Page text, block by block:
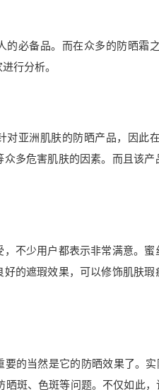
的必备品。而在众多的防晒霜
行分析。
对亚洲肌肤的防晒产品，因此
多危害肌肤的因素。而且该
，不少用户都表示非常满意。
的遮瑕效果，可以修饰肌肤
的当然是它的防晒效果了。
晒斑、色斑等问题。不仅如此